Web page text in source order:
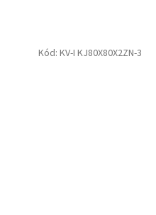
Kód: KV-I KJ80X80X2ZN-3